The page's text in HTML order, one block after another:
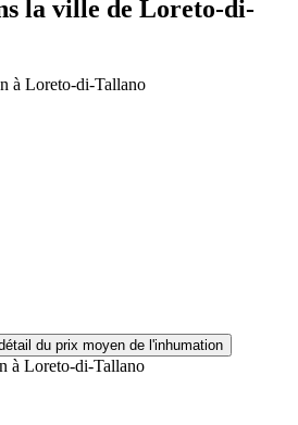
la ville de Loreto-di-
à Loreto-di-Tallano
du prix moyen de l'inhumation
à Loreto-di-Tallano